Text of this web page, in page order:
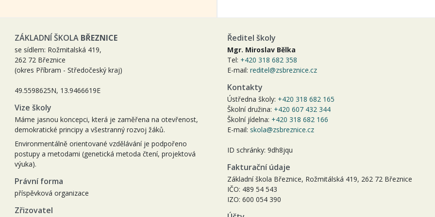
ZÁKLADNÍ ŠKOLA BŘEZNICE
se sídlem: Rožmitalská 419,
262 72 Březnice
(okres Příbram - Středočeský kraj)
49.5598625N, 13.9466619E
Vize školy
Máme jasnou koncepci, která je zaměřena na otevřenost,
demokratické principy a všestranný rozvoj žáků.
Environmentálně orientované vzdělávání je podpořeno
postupy a metodami (genetická metoda čtení, projektová
výuka).
Právní forma
příspěvková organizace
Zřizovatel
Ředitel školy
Mgr. Miroslav Bělka
Tel: +420 318 682 358
E-mail: reditel@zsbreznice.cz
Kontakty
Ústředna školy: +420 318 682 165
Školní družina: +420 607 432 344
Školní jídelna: +420 318 682 166
E-mail: skola@zsbreznice.cz
ID schránky: 9dh8jqu
Fakturační údaje
Základní škola Březnice, Rožmitálská 419, 262 72 Březnice
IČO: 489 54 543
IZO: 600 054 390